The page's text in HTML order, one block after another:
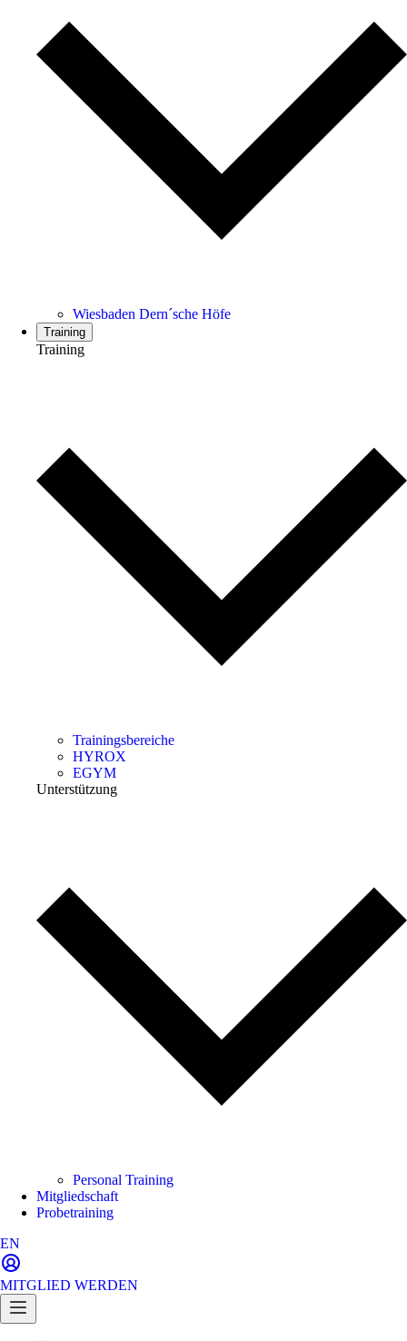
Wiesbaden Dern´sche Höfe
Training
Training
Trainingsbereiche
HYROX
EGYM
Unterstützung
Personal Training
Mitgliedschaft
Probetraining
EN
MITGLIED WERDEN